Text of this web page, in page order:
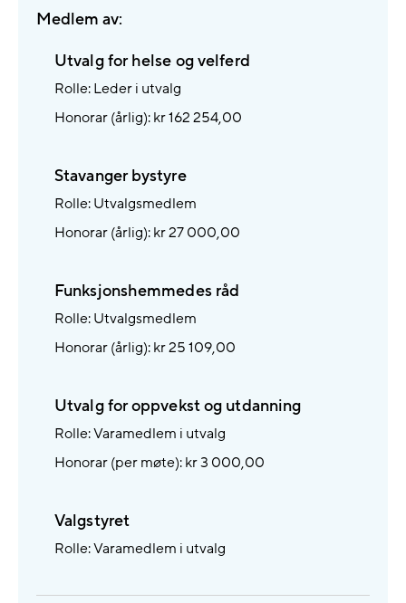
Medlem av:
Utvalg for helse og velferd
Rolle: Leder i utvalg
Honorar (årlig): kr 162 254,00
Stavanger bystyre
Rolle: Utvalgsmedlem
Honorar (årlig): kr 27 000,00
Funksjonshemmedes råd
Rolle: Utvalgsmedlem
Honorar (årlig): kr 25 109,00
Utvalg for oppvekst og utdanning
Rolle: Varamedlem i utvalg
Honorar (per møte): kr 3 000,00
Valgstyret
Rolle: Varamedlem i utvalg